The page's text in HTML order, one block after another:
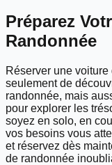
Préparez
Randonnée
Réserver une
seulement de
randonnée, mais
pour explorer les
soyez en solo, en
vos besoins vous
et réservez dès
de randonnée